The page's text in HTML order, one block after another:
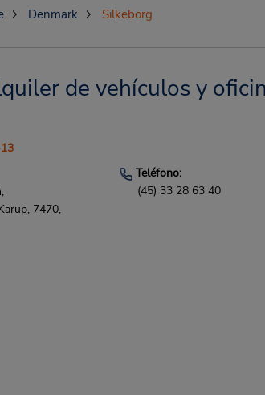
Denmark Silkeborg
de vehículos y
7470,
Teléfono:
(45) 33 28 63 40